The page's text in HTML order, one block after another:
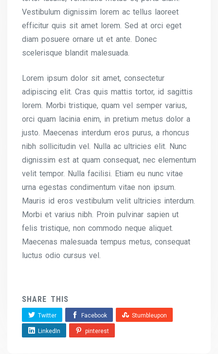
Vestibulum dignissim lorem ac tellus laoreet
efficitur quis sit amet lorem. Sed at orci eget
diam posuere ornare ut et ante. Donec
scelerisque blandit malesuada.
Lorem ipsum dolor sit amet, consectetur
adipiscing elit. Cras quis mattis tortor, id sagittis
lorem. Morbi tristique, quam vel semper varius,
orci quam lacinia enim, in pretium metus dolor a
justo. Maecenas interdum eros purus, a rhoncus
nibh sollicitudin vel. Nulla ac ultricies elit. Nunc
dignissim est at quam consequat, nec elementum
velit tempor. Nulla facilisi. Etiam eu nunc vitae
urna egestas condimentum vitae non ipsum.
Mauris id eros vestibulum velit ultricies interdum.
Morbi et varius nibh. Proin pulvinar sapien ut
felis tristique, non commodo neque aliquet.
Maecenas malesuada tempus metus, consequat
luctus odio cursus vel.
SHARE THIS
Twitter Facebook Stumbleupon
LinkedIn pinterest